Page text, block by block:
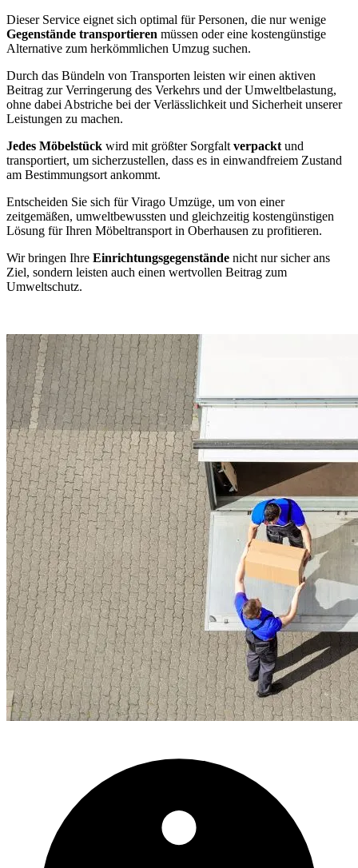
Dieser Service eignet sich optimal für Personen, die nur wenige
Gegenstände transportieren müssen oder eine kostengünstige
Alternative zum herkömmlichen Umzug suchen.
Durch das Bündeln von Transporten leisten wir einen aktiven
Beitrag zur Verringerung des Verkehrs und der Umweltbelastung,
ohne dabei Abstriche bei der Verlässlichkeit und Sicherheit unserer
Leistungen zu machen.
Jedes Möbelstück wird mit größter Sorgfalt verpackt und
transportiert, um sicherzustellen, dass es in einwandfreiem Zustand
am Bestimmungsort ankommt.
Entscheiden Sie sich für Virago Umzüge, um von einer
zeitgemäßen, umweltbewussten und gleichzeitig kostengünstigen
Lösung für Ihren Möbeltransport in Oberhausen zu profitieren.
Wir bringen Ihre Einrichtungsgegenstände nicht nur sicher ans
Ziel, sondern leisten auch einen wertvollen Beitrag zum
Umweltschutz.